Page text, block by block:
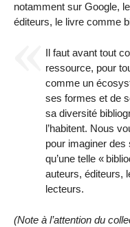
notamment sur Google,
éditeurs, le livre comme
Il faut avant tout
ressource, pour
comme un
ses formes et de
sa diversité
l’habitent. Nous
pour imaginer
qu’une telle «
auteurs, éditeurs,
lecteurs.
(Note à l’attention du